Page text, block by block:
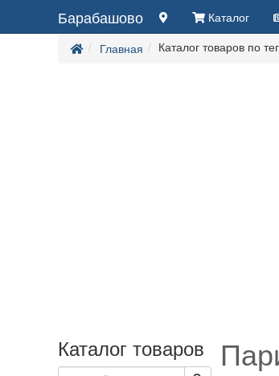
Барабашово Каталог
Главная
Каталог товаров по
Каталог товаров